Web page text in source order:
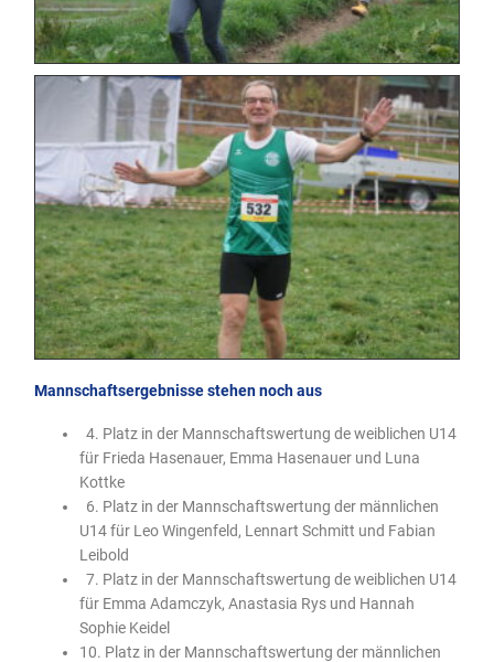
Mannschaftsergebnisse stehen noch aus
4. Platz in der Mannschaftswertung de weiblichen U14
für Frieda Hasenauer, Emma Hasenauer und Luna
Kottke
6. Platz in der Mannschaftswertung der männlichen
U14 für Leo Wingenfeld, Lennart Schmitt und Fabian
Leibold
7. Platz in der Mannschaftswertung de weiblichen U14
für Emma Adamczyk, Anastasia Rys und Hannah
Sophie Keidel
10. Platz in der Mannschaftswertung der männlichen